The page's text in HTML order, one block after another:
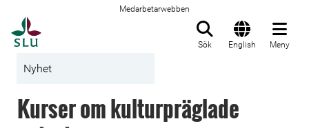
Medarbetarwebben
Sök English Meny
Nyhet
Kurser om kulturpräglade